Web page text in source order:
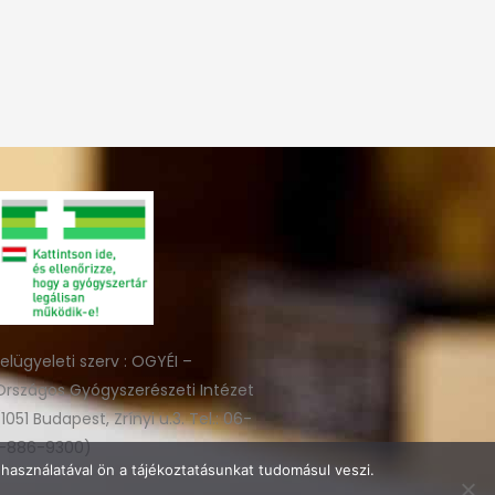
szerv : OGYÉI –
Gyógyszerészeti Intézet
Budapest, Zrínyi u.3. Tel.: 06-
886-9300)
ön a tájékoztatásunkat tudomásul veszi.